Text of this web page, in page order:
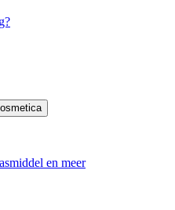
en meer